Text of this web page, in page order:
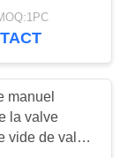
13
vide de valve
GD-
manuel
la valve
vide de valve